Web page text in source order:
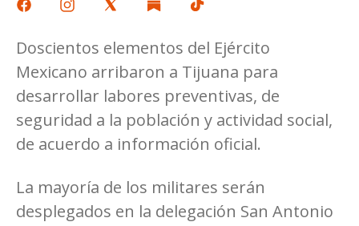
Doscientos elementos del Ejército
Mexicano arribaron a Tijuana para
desarrollar labores preventivas, de
seguridad a la población y actividad social,
de acuerdo a información oficial.
La mayoría de los militares serán
desplegados en la delegación San Antonio